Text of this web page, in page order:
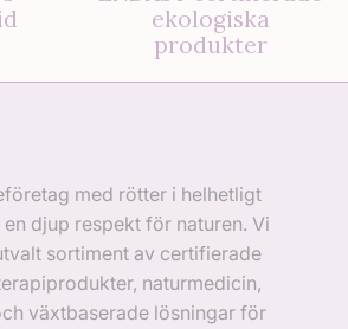
ekologiska
produkter
med rötter i helhetligt
djup respekt för naturen. Vi
sortiment av certifierade
naturmedicin,
växtbaserade lösningar för